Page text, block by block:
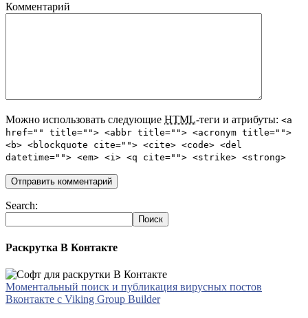
Комментарий
Можно использовать следующие HTML-теги и атрибуты: <a
href="" title=""> <abbr title=""> <acronym title="">
<b> <blockquote cite=""> <cite> <code> <del
datetime=""> <em> <i> <q cite=""> <strike> <strong>
Search:
Раскрутка В Контакте
Моментальный поиск и публикация вирусных постов
Вконтакте с Viking Group Builder